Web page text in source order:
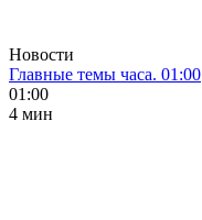
Новости
Главные темы часа. 01:00
01:00
4 мин